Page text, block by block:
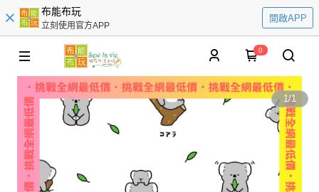
布能布玩
立刻使用官方APP
開啟APP
0
1/1